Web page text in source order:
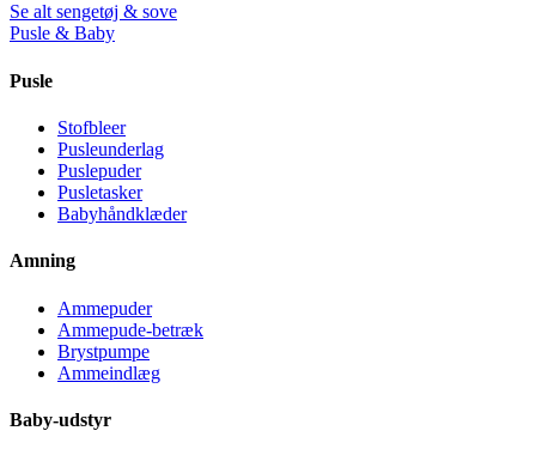
Se alt sengetøj & sove
Pusle & Baby
Pusle
Stofbleer
Pusleunderlag
Puslepuder
Pusletasker
Babyhåndklæder
Amning
Ammepuder
Ammepude-betræk
Brystpumpe
Ammeindlæg
Baby-udstyr